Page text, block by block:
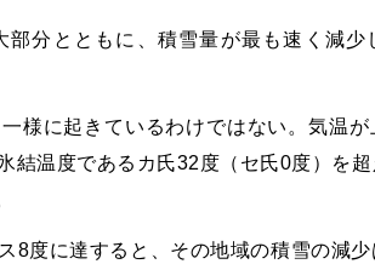
分とともに、積雪量が最も速く減少
様に起きているわけではない。気温が
結温度であるカ氏32度（セ氏0度）を
8度に達すると、その地域の積雪の減